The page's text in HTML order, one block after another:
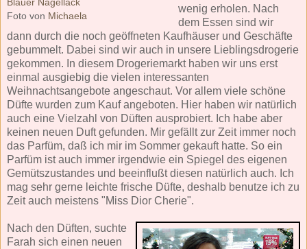
Foto von Michaela
wenig erholen. Nach
dem Essen sind wir
dann durch die noch geöffneten Kaufhäuser und Geschäfte
gebummelt. Dabei sind wir auch in unsere Lieblingsdrogerie
gekommen. In diesem Drogeriemarkt haben wir uns erst
einmal ausgiebig die vielen interessanten
Weihnachtsangebote angeschaut. Vor allem viele schöne
Düfte wurden zum Kauf angeboten. Hier haben wir natürlich
auch eine Vielzahl von Düften ausprobiert. Ich habe aber
keinen neuen Duft gefunden. Mir gefällt zur Zeit immer noch
das Parfüm, daß ich mir im Sommer gekauft hatte. So ein
Parfüm ist auch immer irgendwie ein Spiegel des eigenen
Gemütszustandes und beeinflußt diesen natürlich auch. Ich
mag sehr gerne leichte frische Düfte, deshalb benutze ich zu
Zeit auch meistens "Miss Dior Cherie".
Nach den Düften, suchte
Farah sich einen neuen